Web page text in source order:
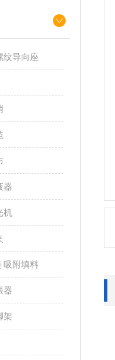
纹导向座
器
机
吸附填料
器
架